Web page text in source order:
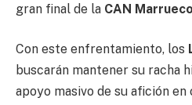
gran final de la CAN
Con este enfrentamiento, los
buscarán mantener su racha
apoyo masivo de su afición en